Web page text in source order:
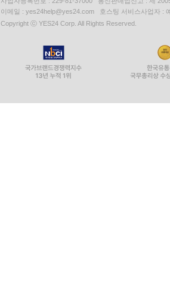
이메일 : yes24help@yes24.com 호스팅 서비스사업자 :
Copyright ⓒ YES24 Corp. All Rights Reserved.